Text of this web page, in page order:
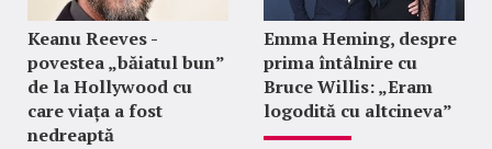
Keanu Reeves -
povestea „băiatul bun”
de la Hollywood cu
care viața a fost
nedreaptă
Emma Heming, despre
prima întâlnire cu
Bruce Willis: „Eram
logodită cu altcineva”